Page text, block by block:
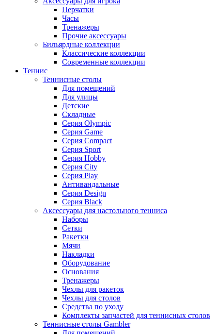
Перчатки
Часы
Тренажеры
Прочие аксессуары
Бильярдные коллекции
Классические коллекции
Современные коллекции
Теннис
Теннисные столы
Для помещений
Для улицы
Детские
Складные
Серия Olympic
Серия Game
Серия Compact
Серия Sport
Серия Hobby
Серия City
Серия Play
Антивандальные
Серия Design
Серия Black
Аксессуары для настольного тенниса
Наборы
Сетки
Ракетки
Мячи
Накладки
Оборудование
Основания
Тренажеры
Чехлы для ракеток
Чехлы для столов
Средства по уходу
Комплекты запчастей для теннисных столов
Теннисные столы Gambler